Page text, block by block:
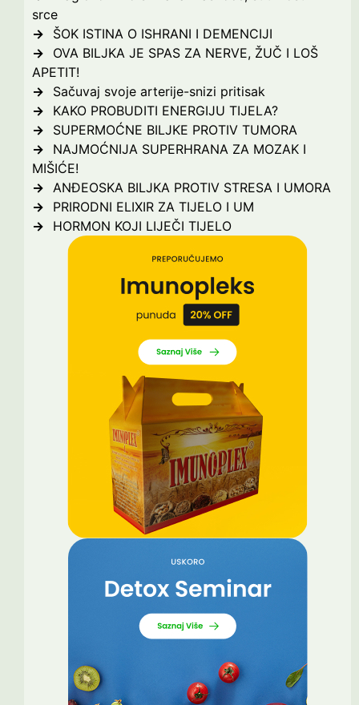
srce
ŠOK ISTINA O ISHRANI I DEMENCIJI
OVA BILJKA JE SPAS ZA NERVE, ŽUČ I LOŠ
APETIT!
Sačuvaj svoje arterije-snizi pritisak
KAKO PROBUDITI ENERGIJU TIJELA?
SUPERMOĆNE BILJKE PROTIV TUMORA
NAJMOĆNIJA SUPERHRANA ZA MOZAK I
MIŠIĆE!
ANĐEOSKA BILJKA PROTIV STRESA I UMORA
PRIRODNI ELIXIR ZA TIJELO I UM
HORMON KOJI LIJEČI TIJELO